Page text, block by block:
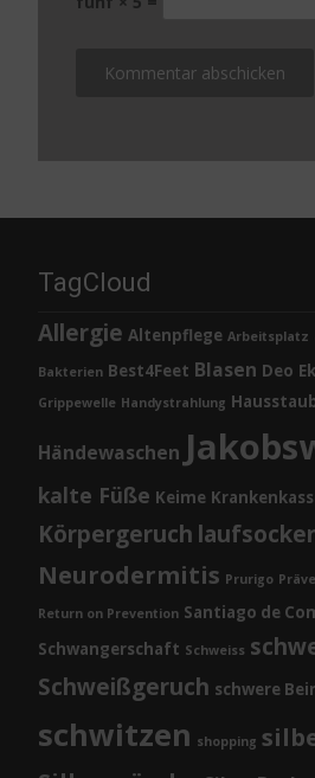
TagCloud
Allergie Altenpflege Arbeitsplatz
Bakterien Best4Feet Blasen Deo
Grippewelle Handystrahlung
Händewaschen
kalte Füße Keime
Körpergeruch
Neurodermitis Prurigo
Return on Prevention Santiago de
Schwangerschaft Schweiss
Schweißgeruch schwere
schwitzen shopping